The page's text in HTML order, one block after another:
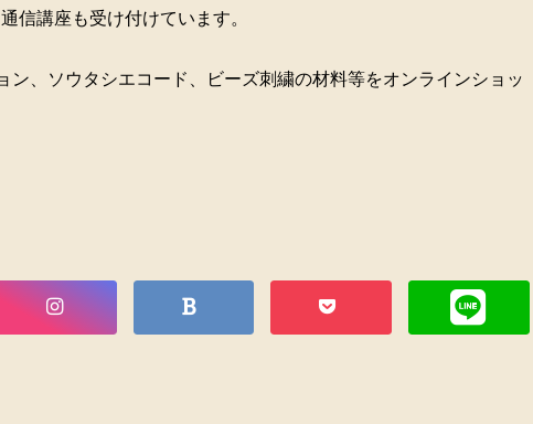
信講座も受け付けています。
ン、ソウタシエコード、ビーズ刺繍の材料等をオンラインショッ